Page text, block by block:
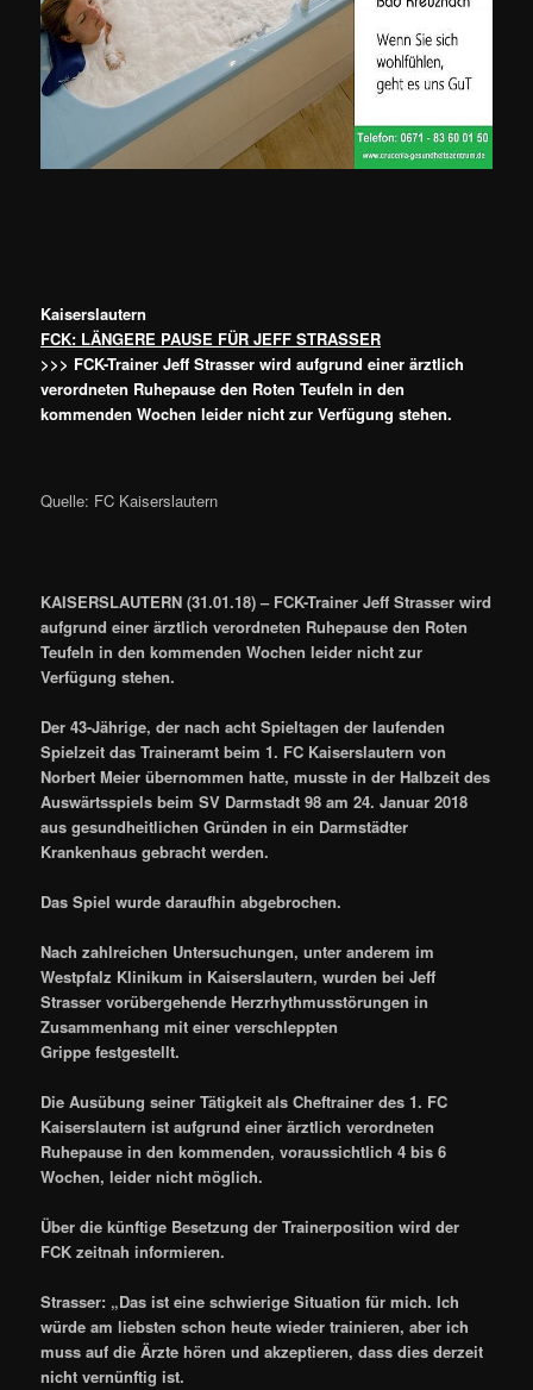
Kaiserslautern
FCK: LÄNGERE PAUSE FÜR JEFF STRASSER
>>> FCK-Trainer Jeff Strasser wird aufgrund einer ärztlich
verordneten Ruhepause den Roten Teufeln in den
kommenden Wochen leider nicht zur Verfügung stehen.
Quelle: FC Kaiserslautern
KAISERSLAUTERN (31.01.18) – FCK-Trainer Jeff Strasser wird
aufgrund einer ärztlich verordneten Ruhepause den Roten
Teufeln in den kommenden Wochen leider nicht zur
Verfügung stehen.
Der 43-Jährige, der nach acht Spieltagen der laufenden
Spielzeit das Traineramt beim 1. FC Kaiserslautern von
Norbert Meier übernommen hatte, musste in der Halbzeit des
Auswärtsspiels beim SV Darmstadt 98 am 24. Januar 2018
aus gesundheitlichen Gründen in ein Darmstädter
Krankenhaus gebracht werden.
Das Spiel wurde daraufhin abgebrochen.
Nach zahlreichen Untersuchungen, unter anderem im
Westpfalz Klinikum in Kaiserslautern, wurden bei Jeff
Strasser vorübergehende Herzrhythmusstörungen in
Zusammenhang mit einer verschleppten
Grippe festgestellt.
Die Ausübung seiner Tätigkeit als Cheftrainer des 1. FC
Kaiserslautern ist aufgrund einer ärztlich verordneten
Ruhepause in den kommenden, voraussichtlich 4 bis 6
Wochen, leider nicht möglich.
Über die künftige Besetzung der Trainerposition wird der
FCK zeitnah informieren.
Strasser: „Das ist eine schwierige Situation für mich. Ich
würde am liebsten schon heute wieder trainieren, aber ich
muss auf die Ärzte hören und akzeptieren, dass dies derzeit
nicht vernünftig ist.